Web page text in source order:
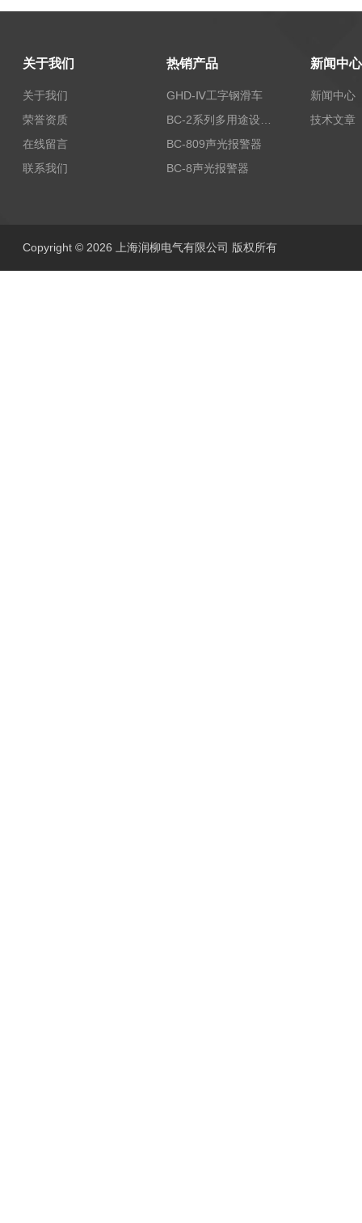
关于我们
关于我们
荣誉资质
在线留言
联系我们
热销产品
GHD-Ⅳ工字钢滑车
BC-809声光报警器
BC-8声光报警器
新闻中心
新闻中心
技术文章
Copyright © 2026 上海润柳电气有限公司 版权所有